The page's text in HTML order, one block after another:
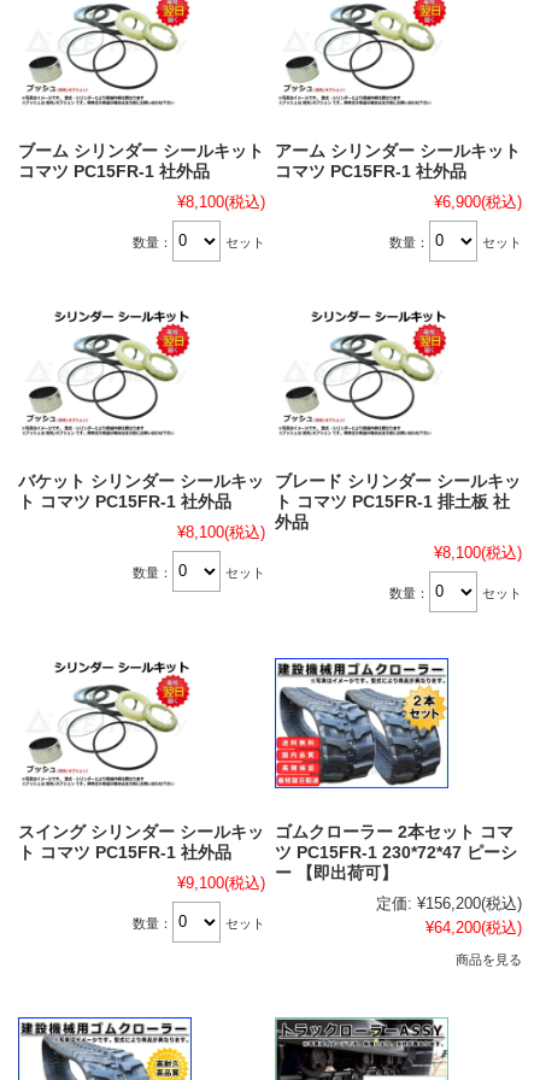
ブーム シリンダー シールキット
コマツ PC15FR-1 社外品
¥8,100(税込)
数量： セット
アーム シリンダー シールキット
コマツ PC15FR-1 社外品
¥6,900(税込)
数量： セット
バケット シリンダー シールキッ
ト コマツ PC15FR-1 社外品
¥8,100(税込)
数量： セット
ブレード シリンダー シールキッ
ト コマツ PC15FR-1 排土板 社
外品
¥8,100(税込)
数量： セット
スイング シリンダー シールキッ
ト コマツ PC15FR-1 社外品
¥9,100(税込)
数量： セット
ゴムクローラー 2本セット コマ
ツ PC15FR-1 230*72*47 ピーシ
ー 【即出荷可】
定価: ¥156,200(税込)
¥64,200(税込)
商品を見る